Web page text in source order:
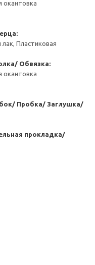
окантовка
Пластиковая
Обвязка:
окантовка
Пробка/ Заглушка/
прокладка/